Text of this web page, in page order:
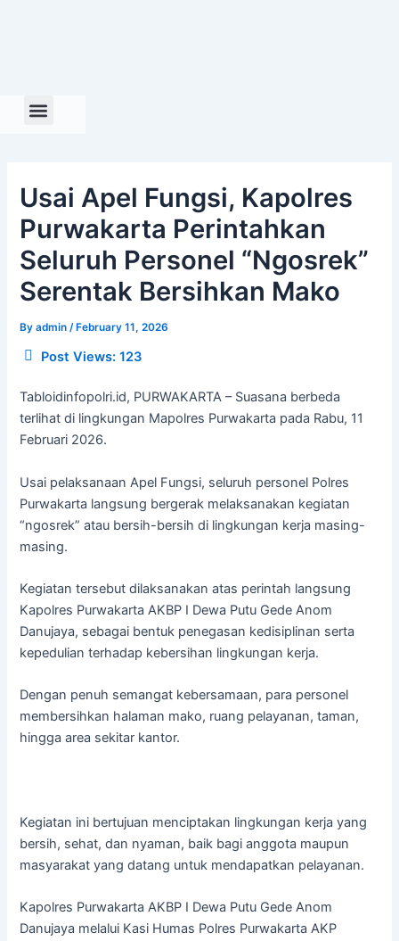
Usai Apel Fungsi, Kapolres
Purwakarta Perintahkan
Seluruh Personel “Ngosrek”
Serentak Bersihkan Mako
Byadmin /February 11, 2026
Post Views: 123
Tabloidinfopolri.id, PURWAKARTA – Suasana berbeda
terlihat di lingkungan Mapolres Purwakarta pada Rabu, 11
Februari 2026.
Usai pelaksanaan Apel Fungsi, seluruh personel Polres
Purwakarta langsung bergerak melaksanakan kegiatan
“ngosrek” atau bersih-bersih di lingkungan kerja masing-
masing.
Kegiatan tersebut dilaksanakan atas perintah langsung
Kapolres Purwakarta AKBP I Dewa Putu Gede Anom
Danujaya, sebagai bentuk penegasan kedisiplinan serta
kepedulian terhadap kebersihan lingkungan kerja.
Dengan penuh semangat kebersamaan, para personel
membersihkan halaman mako, ruang pelayanan, taman,
hingga area sekitar kantor.
Kegiatan ini bertujuan menciptakan lingkungan kerja yang
bersih, sehat, dan nyaman, baik bagi anggota maupun
masyarakat yang datang untuk mendapatkan pelayanan.
Kapolres Purwakarta AKBP I Dewa Putu Gede Anom
Danujaya melalui Kasi Humas Polres Purwakarta AKP